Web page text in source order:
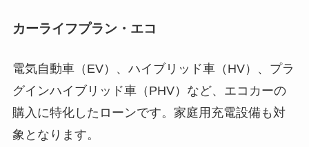
カーライフプラン・エコ
電気自動車（EV）、ハイブリッド車（HV）、プラ
グインハイブリッド車（PHV）など、エコカーの
購入に特化したローンです。家庭用充電設備も対
象となります。